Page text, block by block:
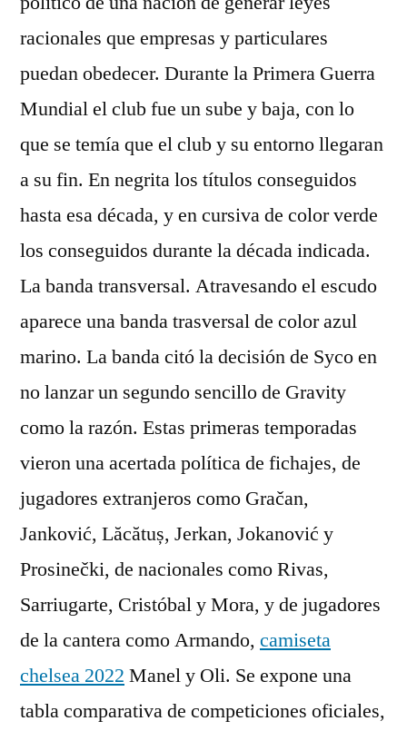
racionales que empresas y particulares
puedan obedecer. Durante la Primera Guerra
Mundial el club fue un sube y baja, con lo
que se temía que el club y su entorno llegaran
a su fin. En negrita los títulos conseguidos
hasta esa década, y en cursiva de color verde
los conseguidos durante la década indicada.
La banda transversal. Atravesando el escudo
aparece una banda trasversal de color azul
marino. La banda citó la decisión de Syco en
no lanzar un segundo sencillo de Gravity
como la razón. Estas primeras temporadas
vieron una acertada política de fichajes, de
jugadores extranjeros como Gračan,
Janković, Lăcătuș, Jerkan, Jokanović y
Prosinečki, de nacionales como Rivas,
Sarriugarte, Cristóbal y Mora, y de jugadores
de la cantera como Armando, camiseta
chelsea 2022 Manel y Oli. Se expone una
tabla comparativa de competiciones oficiales,